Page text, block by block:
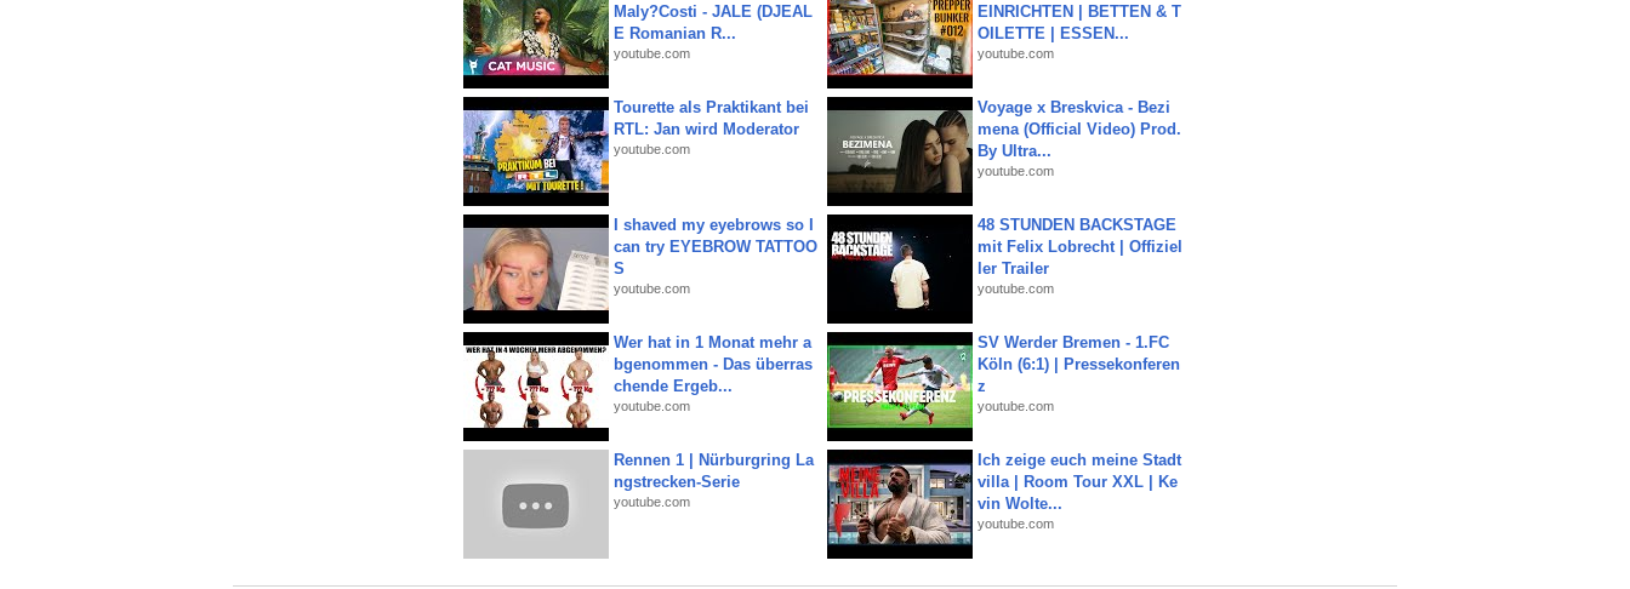
Maly?Costi - JALE (DJEAL
E Romanian R...
youtube.com
EINRICHTEN | BETTEN & T
OILETTE | ESSEN...
youtube.com
Tourette als Praktikant bei
RTL: Jan wird Moderator
youtube.com
Voyage x Breskvica - Bezi
mena (Official Video) Prod.
By Ultra...
youtube.com
I shaved my eyebrows so I
can try EYEBROW TATTOO
S
youtube.com
48 STUNDEN BACKSTAGE
mit Felix Lobrecht | Offiziel
ler Trailer
youtube.com
Wer hat in 1 Monat mehr a
bgenommen - Das überras
chende Ergeb...
youtube.com
SV Werder Bremen - 1.FC
Köln (6:1) | Pressekonferen
z
youtube.com
Rennen 1 | Nürburgring La
ngstrecken-Serie
youtube.com
Ich zeige euch meine Stadt
villa | Room Tour XXL | Ke
vin Wolte...
youtube.com